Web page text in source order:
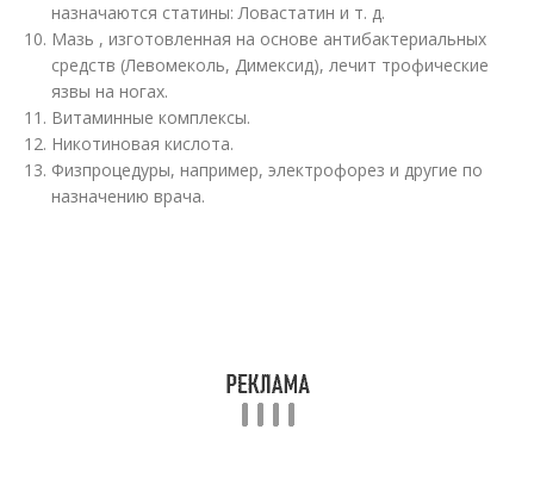
назначаются статины: Ловастатин и т. д.
Мазь , изготовленная на основе антибактериальных
средств (Левомеколь, Димексид), лечит трофические
язвы на ногах.
Витаминные комплексы.
Никотиновая кислота.
Физпроцедуры, например, электрофорез и другие по
назначению врача.